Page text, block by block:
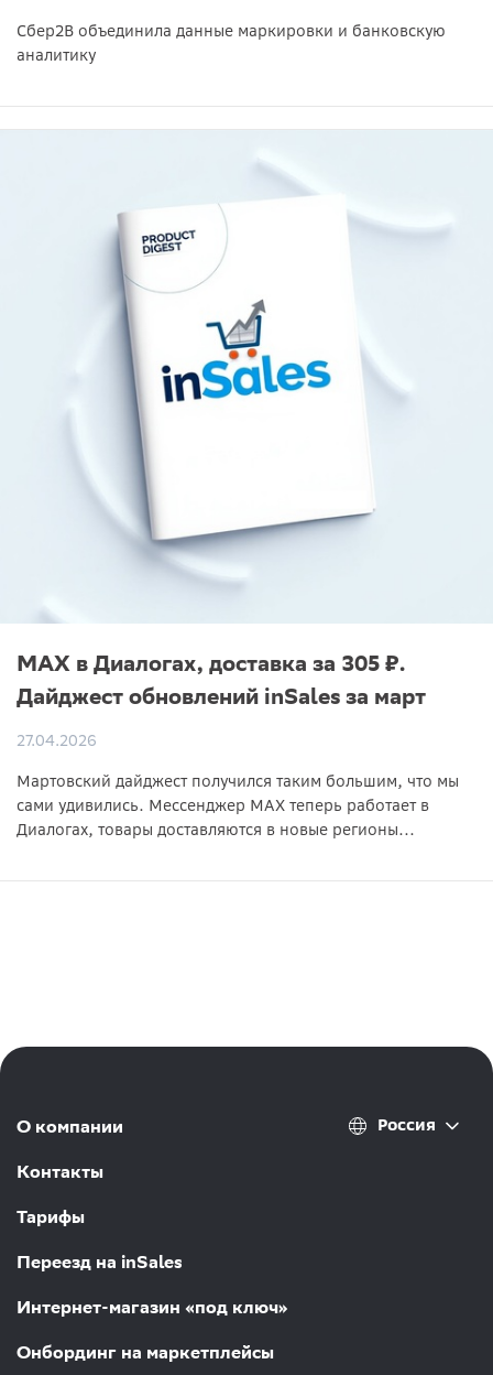
Сбер2B объединила данные маркировки и банковскую
аналитику
MAX в Диалогах, доставка за 305 ₽.
Дайджест обновлений inSales за март
27.04.2026
Мартовский дайджест получился таким большим, что мы
сами удивились. Мессенджер MAX теперь работает в
Диалогах, товары доставляются в новые регионы...
О компании
Контакты
Тарифы
Переезд на inSales
Интернет-магазин «под ключ»
Онбординг на маркетплейсы
Россия